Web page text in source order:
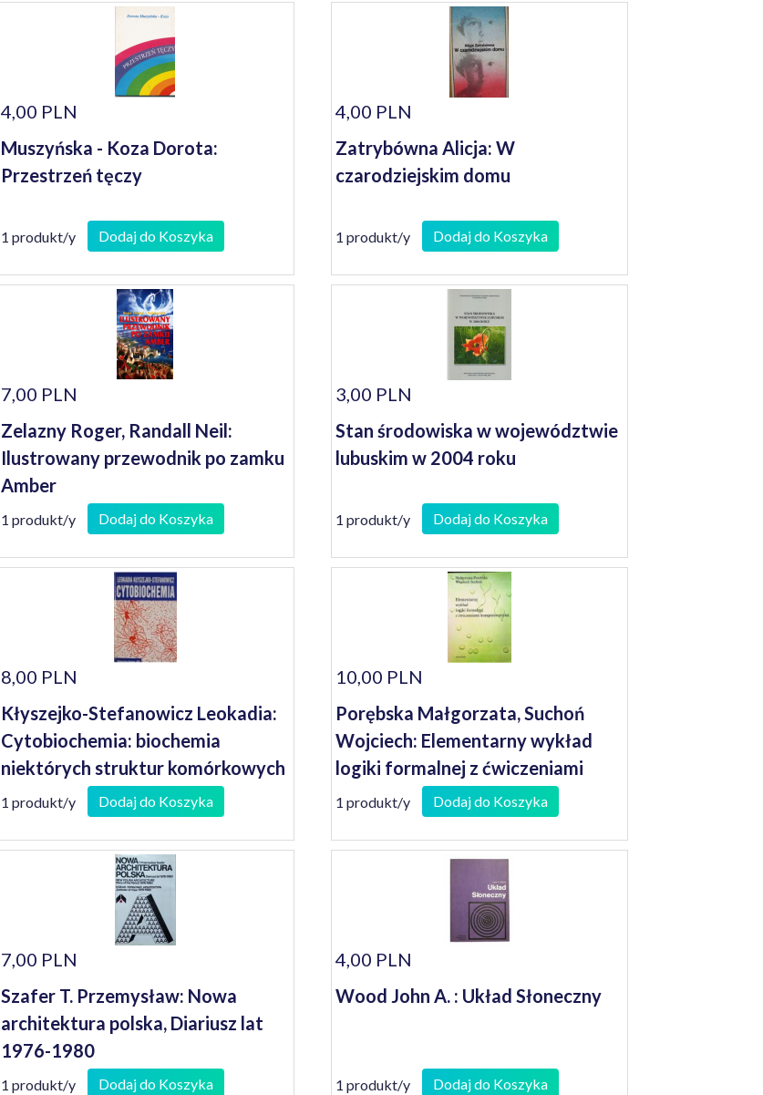
4,00 PLN
Muszyńska - Koza Dorota:
Przestrzeń tęczy
1 produkt/y Dodaj do Koszyka
4,00 PLN
Zatrybówna Alicja: W
czarodziejskim domu
1 produkt/y Dodaj do Koszyka
7,00 PLN
Zelazny Roger, Randall Neil:
Ilustrowany przewodnik po zamku
Amber
1 produkt/y Dodaj do Koszyka
3,00 PLN
Stan środowiska w województwie
lubuskim w 2004 roku
1 produkt/y Dodaj do Koszyka
8,00 PLN
Kłyszejko-Stefanowicz Leokadia:
Cytobiochemia: biochemia
niektórych struktur komórkowych
1 produkt/y Dodaj do Koszyka
10,00 PLN
Porębska Małgorzata, Suchoń
Wojciech: Elementarny wykład
logiki formalnej z ćwiczeniami
komputerowymi wyd. 2
1 produkt/y Dodaj do Koszyka
7,00 PLN
Szafer T. Przemysław: Nowa
architektura polska, Diariusz lat
1976-1980
1 produkt/y Dodaj do Koszyka
4,00 PLN
Wood John A. : Układ Słoneczny
1 produkt/y Dodaj do Koszyka